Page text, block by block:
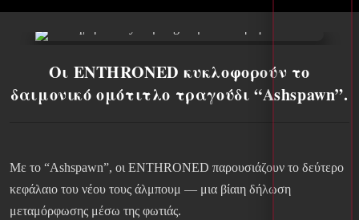
Οι ENTHRONED κυκλοφορούν το
δαιμονικό ομότιτλο τραγούδι “Ashspawn”.
Με το “Ashspawn”, οι ENTHRONED παρουσιάζουν το δεύτερο
κεφάλαιο του νέου τους άλμπουμ — μια βίαιη δήλωση
μεταμόρφωσης μέσω της φωτιάς.